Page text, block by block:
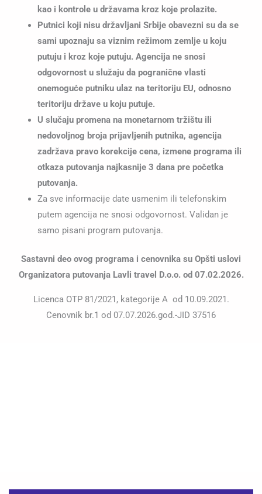
kao i kontrole u državama kroz koje prolazite.
Putnici koji nisu državljani Srbije obavezni su da se
sami upoznaju sa viznim režimom zemlje u koju
putuju i kroz koje putuju. Agencija ne snosi
odgovornost u služaju da pogranične vlasti
onemoguće putniku ulaz na teritoriju EU, odnosno
teritoriju države u koju putuje.
U slučaju promena na monetarnom tržištu ili
nedovoljnog broja prijavljenih putnika, agencija
zadržava pravo korekcije cena, izmene programa ili
otkaza putovanja najkasnije 3 dana pre početka
putovanja.
Za sve informacije date usmenim ili telefonskim
putem agencija ne snosi odgovornost. Validan je
samo pisani program putovanja.
Sastavni deo ovog programa i cenovnika su Opšti uslovi
Organizatora putovanja Lavli travel D.o.o. od 07.02.2026.
Licenca OTP 81/2021, kategorije A od 10.09.2021.
Cenovnik br.1 od 07.07.2026.god.-JID 37516